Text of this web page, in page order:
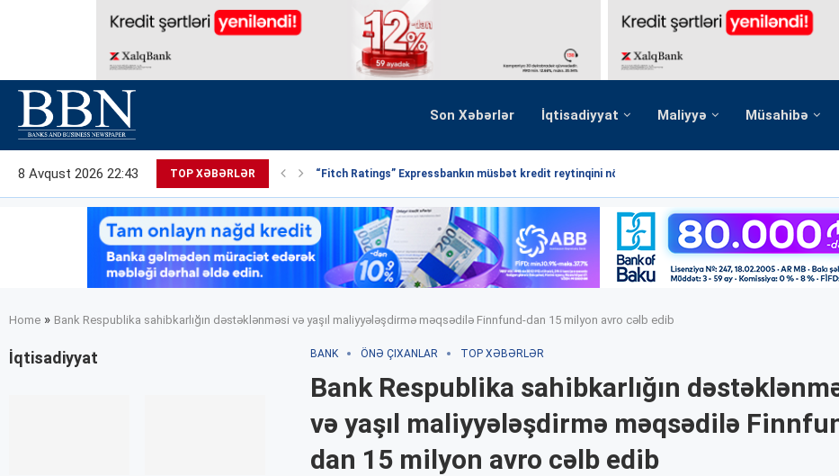
Son Xəbərlər İqtisadiyyat Maliyyə Müsahibə
8 Avqust 2026 22:43 TOP XƏBƏRLƏR “Fitch Ratings” Expressbankın müsbət kredit reytinqini növbəti dəfə...
Home » Bank Respublika sahibkarlığın dəstəklənməsi və yaşıl maliyyələşdirmə məqsədilə Finnfund-dan 15 milyon avro cəlb edib
BANK ÖNƏ ÇIXANLAR TOP XƏBƏRLƏR
Bank Respublika sahibkarlığın
və yaşıl maliyyələşdirmə məqsədilə
dan 15 milyon avro cəlb edib
İqtisadiyyat